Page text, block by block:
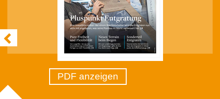
PDF anzeigen